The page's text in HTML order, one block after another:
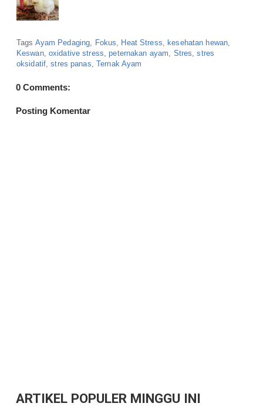
Tags Ayam Pedaging, Fokus, Heat Stress, kesehatan hewan,
Keswan, oxidative stress,peternakan ayam, Stres,stres
oksidatif,stres panas,Ternak Ayam
0 Comments:
Posting Komentar
ARTIKEL POPULER MINGGU INI